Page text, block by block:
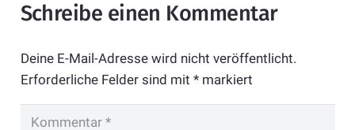
Schreibe einen Kommentar
Deine E-Mail-Adresse wird nicht veröffentlicht.
Erforderliche Felder sind mit *markiert